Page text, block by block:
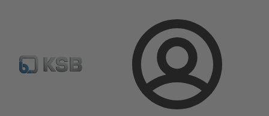
Connexion
Sélectionner pompes & vannes standards Configurer un